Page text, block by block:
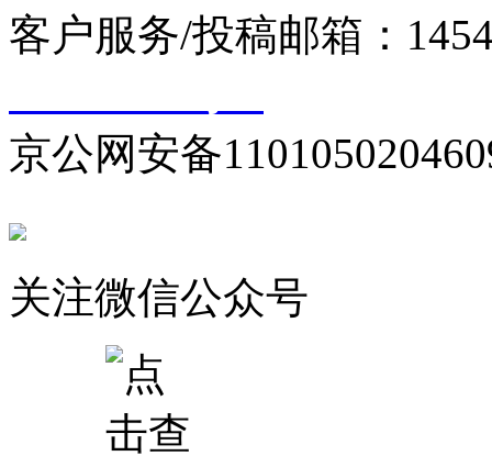
客户服务/投稿邮箱：
京公网安备
关注微信公众号